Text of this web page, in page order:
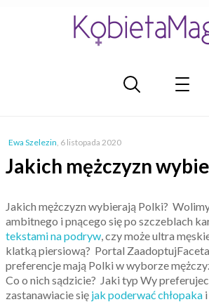
Ewa Szelezin, 6 listopada 2020
Jakich mężczyzn
Jakich mężczyzn wybierają Polki?
ambitnego i pnącego się po szczeblach
tekstami na podryw, czy może ultra
klatką piersiową? Portal
preferencje mają Polki w wyborze
Co o nich sądzicie? Jaki typ Wy
zastanawiacie się jak poderwać chłopaka